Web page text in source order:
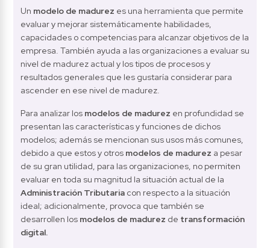
Un modelo de madurez es una herramienta que permite
evaluar y mejorar sistemáticamente habilidades,
capacidades o competencias para alcanzar objetivos de la
empresa. También ayuda a las organizaciones a evaluar su
nivel de madurez actual y los tipos de procesos y
resultados generales que les gustaría considerar para
ascender en ese nivel de madurez.
Para analizar los modelos de madurez en profundidad se
presentan las características y funciones de dichos
modelos; además se mencionan sus usos más comunes,
debido a que estos y otros modelos de madurez a pesar
de su gran utilidad, para las organizaciones, no permiten
Administración Tributaria con respecto a la situación
ideal; adicionalmente, provoca que también se
desarrollen los modelos de madurez de transformación
digital.